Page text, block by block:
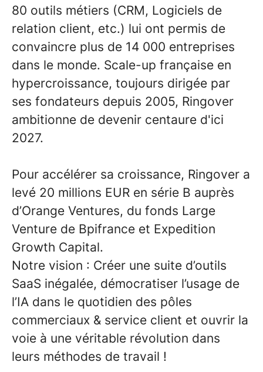
80 outils métiers (CRM, Logiciels de
relation client, etc.) lui ont permis de
convaincre plus de 14 000 entreprises
dans le monde. Scale-up française en
hypercroissance, toujours dirigée par
ses fondateurs depuis 2005, Ringover
ambitionne de devenir centaure d'ici
2027.
Pour accélérer sa croissance, Ringover a
levé 20 millions EUR en série B auprès
d’Orange Ventures, du fonds Large
Venture de Bpifrance et Expedition
Growth Capital.
Notre vision : Créer une suite d’outils
SaaS inégalée, démocratiser l’usage de
l’IA dans le quotidien des pôles
commerciaux & service client et ouvrir la
voie à une véritable révolution dans
leurs méthodes de travail !